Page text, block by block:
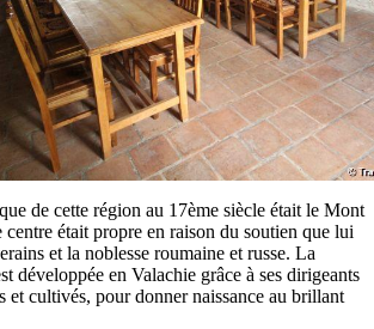
de cette région au 17ème siècle était le Mont
centre était propre en raison du soutien que lui
et la noblesse roumaine et russe. La
développée en Valachie grâce à ses dirigeants
et cultivés, pour donner naissance au brillant